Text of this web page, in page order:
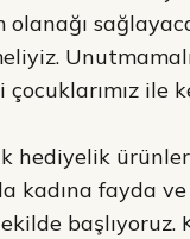
olanağı
çocuklarımız
hediyelik
kadına fayda
başlıyoruz.